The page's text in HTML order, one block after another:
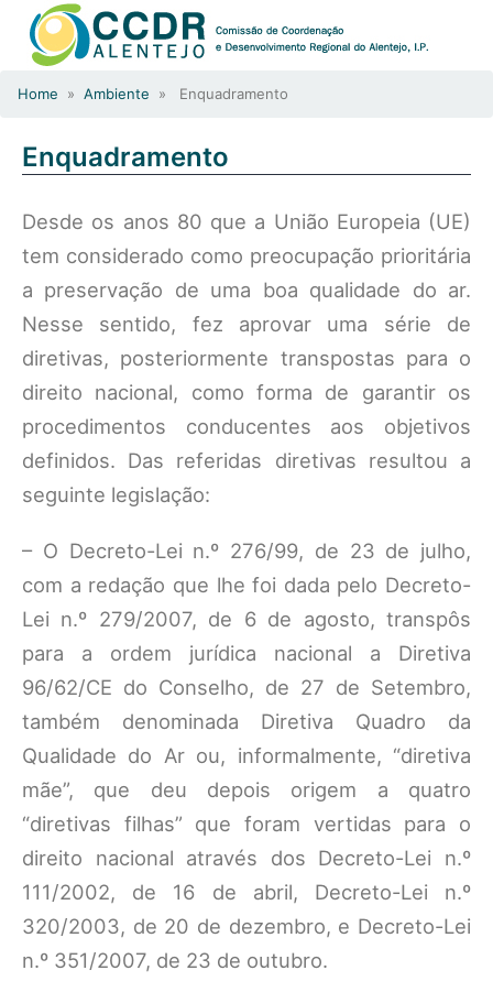
Home » Ambiente » Enquadramento
Enquadramento
Desde os anos 80 que a União Europeia (UE)
tem considerado como preocupação prioritária
a preservação de uma boa qualidade do ar.
Nesse sentido, fez aprovar uma série de
diretivas, posteriormente transpostas para o
direito nacional, como forma de garantir os
procedimentos conducentes aos objetivos
definidos. Das referidas diretivas resultou a
seguinte legislação:
– O Decreto-Lei n.º 276/99, de 23 de julho,
com a redação que lhe foi dada pelo Decreto-
Lei n.º 279/2007, de 6 de agosto, transpôs
para a ordem jurídica nacional a Diretiva
96/62/CE do Conselho, de 27 de Setembro,
também denominada Diretiva Quadro da
Qualidade do Ar ou, informalmente, “diretiva
mãe”, que deu depois origem a quatro
“diretivas filhas” que foram vertidas para o
direito nacional através dos Decreto-Lei n.º
111/2002, de 16 de abril, Decreto-Lei n.º
320/2003, de 20 de dezembro, e Decreto-Lei
n.º 351/2007, de 23 de outubro.